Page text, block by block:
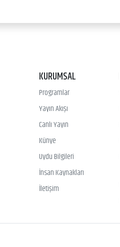
KURUMSAL
Programlar
Yayın Akışı
Canlı Yayın
Künye
Uydu Bilgileri
İnsan Kaynakları
İletişim